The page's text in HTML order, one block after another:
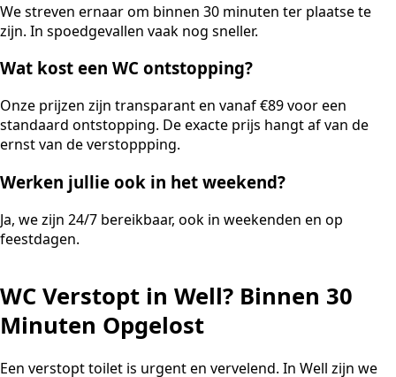
We streven ernaar om binnen 30 minuten ter plaatse te
zijn. In spoedgevallen vaak nog sneller.
Wat kost een WC ontstopping?
Onze prijzen zijn transparant en vanaf €89 voor een
standaard ontstopping. De exacte prijs hangt af van de
ernst van de verstoppping.
Werken jullie ook in het weekend?
Ja, we zijn 24/7 bereikbaar, ook in weekenden en op
feestdagen.
WC Verstopt in Well? Binnen 30
Minuten Opgelost
Een verstopt toilet is urgent en vervelend. In Well zijn we